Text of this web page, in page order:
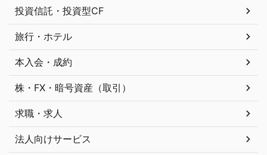
投資信託・投資型CF
旅行・ホテル
本入会・成約
株・FX・暗号資産（取引）
求職・求人
法人向けサービス